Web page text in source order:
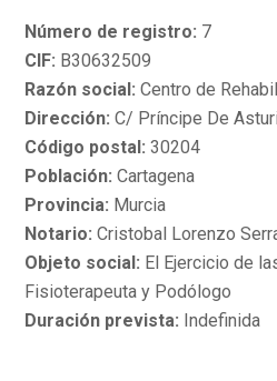
Número de registro: 7
CIF: B30632509
Razón social: Centro de
Dirección: C/ Príncipe De
Código postal: 30204
Población: Cartagena
Provincia: Murcia
Notario: Cristobal Lorenzo
Objeto social: El Ejercicio de
Fisioterapeuta y Podólogo
Duración prevista: Indefinida